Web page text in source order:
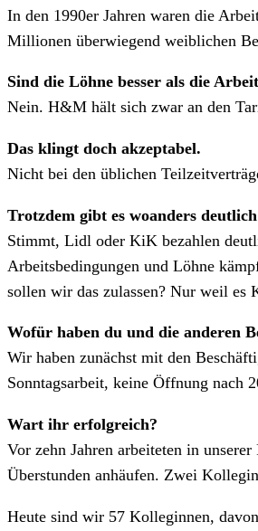
In den 1990er Jahren waren die
Millionen überwiegend weiblichen
Sind die Löhne besser als die
Nein. H&M hält sich zwar an den
Das klingt doch akzeptabel.
Nicht bei den üblichen
Trotzdem gibt es woanders
Stimmt, Lidl oder KiK bezahlen
Arbeitsbedingungen und Löhne
sollen wir das zulassen? Nur weil es
Wofür haben du und die anderen
Wir haben zunächst mit den
Sonntagsarbeit, keine Öffnung nach
Wart ihr erfolgreich?
Vor zehn Jahren arbeiteten in
Überstunden anhäufen. Zwei
Heute sind wir 57 Kolleginnen,